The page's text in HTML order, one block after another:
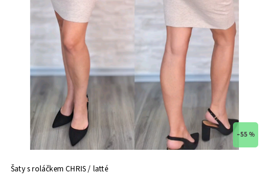
–55 %
Šaty s roláčkem CHRIS / latté